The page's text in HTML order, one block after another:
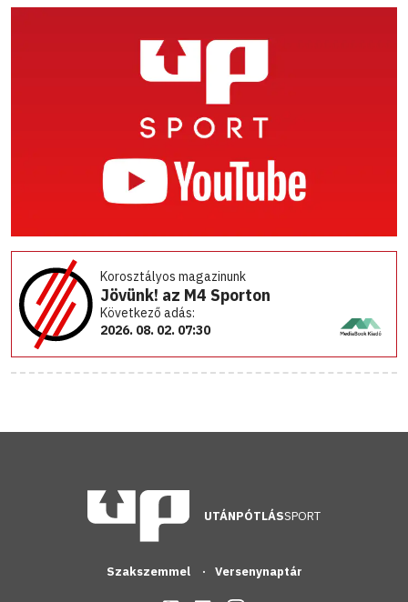
Korosztályos magazinunk
Jövünk! az M4 Sporton
Következő adás:
2026. 08. 02. 07:30
UTÁNPÓTLÁSSPORT
Szakszemmel Versenynaptár